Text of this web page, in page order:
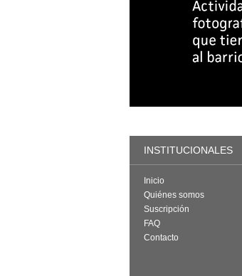
INSTITUCIONALES
Inicio
Quiénes somos
Suscripción
FAQ
Contacto